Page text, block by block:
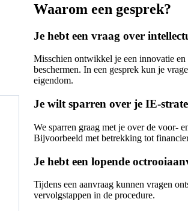
Waarom een gesprek?
Je hebt een vraag over
Misschien ontwikkel je een innovatie
beschermen. In een gesprek kun je
eigendom.
Je wilt sparren over je IE-
We sparren graag met je over de voor-
Bijvoorbeeld met betrekking tot
Je hebt een lopende
Tijdens een aanvraag kunnen vragen
vervolgstappen in de procedure.